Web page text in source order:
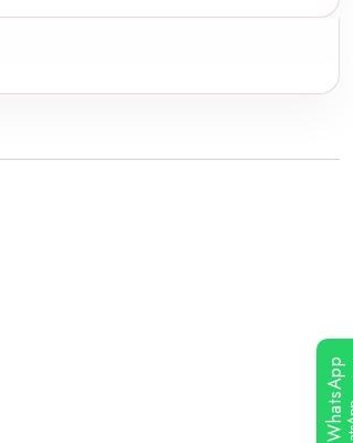
WhatsApp